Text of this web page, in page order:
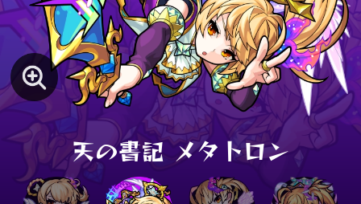
天の書記 メタトロン